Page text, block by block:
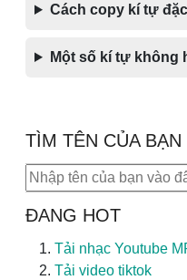
Cách copy kí tự
Một số kí tự không
TÌM TÊN CỦA BẠN
Tìm kiếm
ĐANG HOT
Tải nhạc Youtube
Tải video tiktok